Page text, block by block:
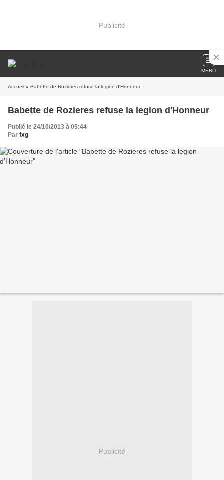
Publicité
MENU
Accueil » Babette de Rozieres refuse la legion d'Honneur
Babette de Rozieres refuse la legion d'Honneur
Publié le 24/10/2013 à 05:44
Par fxg
Publicité